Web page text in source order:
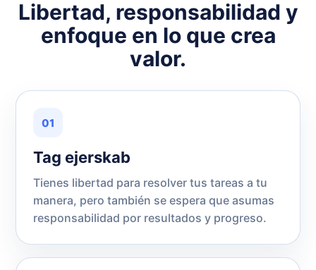
Libertad, responsabilidad y
enfoque en lo que crea
valor.
01
Tag ejerskab
Tienes libertad para resolver tus tareas a tu
manera, pero también se espera que asumas
responsabilidad por resultados y progreso.